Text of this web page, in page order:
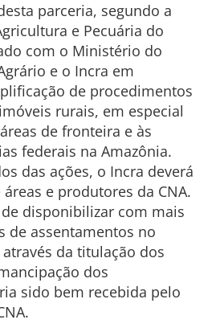
parceria, segundo a
e Pecuária do
com o Ministério do
e o Incra em
de procedimentos
rurais, em especial
de fronteira e às
federais na Amazônia.
das ações, o Incra deverá
e produtores da CNA.
disponibilizar com mais
de assentamentos no
da titulação dos
dos
sido bem recebida pelo